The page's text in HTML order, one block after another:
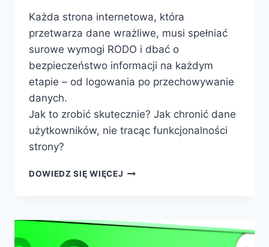
Każda strona internetowa, która
przetwarza dane wrażliwe, musi spełniać
surowe wymogi RODO i dbać o
bezpieczeństwo informacji na każdym
etapie – od logowania po przechowywanie
danych.
Jak to zrobić skutecznie? Jak chronić dane
użytkowników, nie tracąc funkcjonalności
strony?
DOWIEDZ SIĘ WIĘCEJ